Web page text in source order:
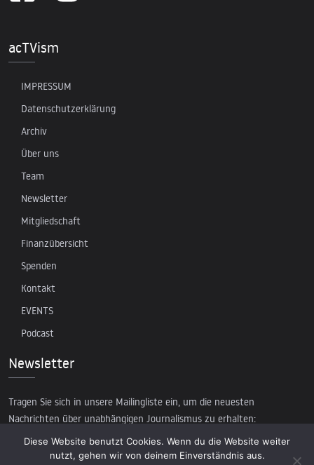
acTVism
IMPRESSUM
Datenschutzerklärung
Archiv
Über uns
Team
Newsletter
Mitgliedschaft
Finanzübersicht
Spenden
Kontakt
EVENTS
Podcast
Newsletter
Tragen Sie sich in unsere Mailingliste ein, um die neuesten
Nachrichten über unabhängigen Journalismus zu erhalten:
Diese Website benutzt Cookies. Wenn du die Website weiter
nutzt, gehen wir von deinem Einverständnis aus.